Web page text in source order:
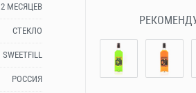
МЕСЯЦЕВ
СТЕКЛО
SWEETFILL
РОССИЯ